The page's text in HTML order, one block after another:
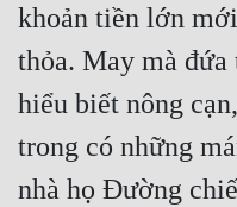
Quan Trường
Quân Sự
Sảng Văn
Sắc
khoản tiền lớn
thỏa. May mà đứa
hiểu biết nông
trong có những
nhà họ Đường